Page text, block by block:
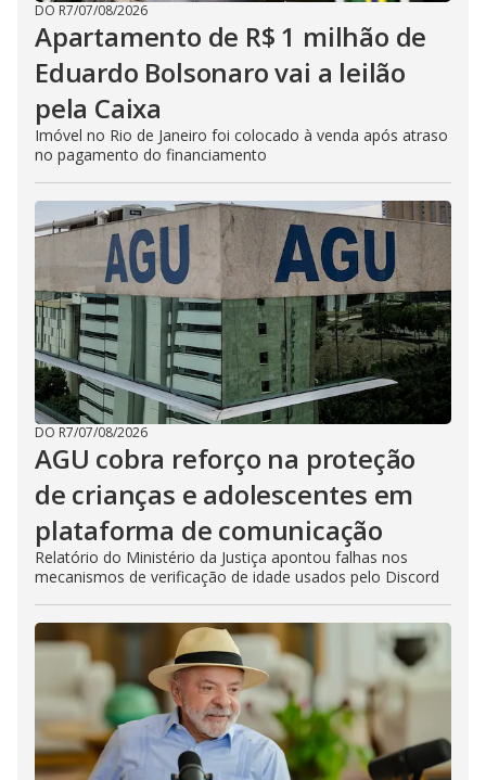
DO R7/07/08/2026
Apartamento de R$ 1 milhão de
Eduardo Bolsonaro vai a leilão
pela Caixa
Imóvel no Rio de Janeiro foi colocado à venda após atraso
no pagamento do financiamento
DO R7/07/08/2026
AGU cobra reforço na proteção
de crianças e adolescentes em
plataforma de comunicação
Relatório do Ministério da Justiça apontou falhas nos
mecanismos de verificação de idade usados pelo Discord